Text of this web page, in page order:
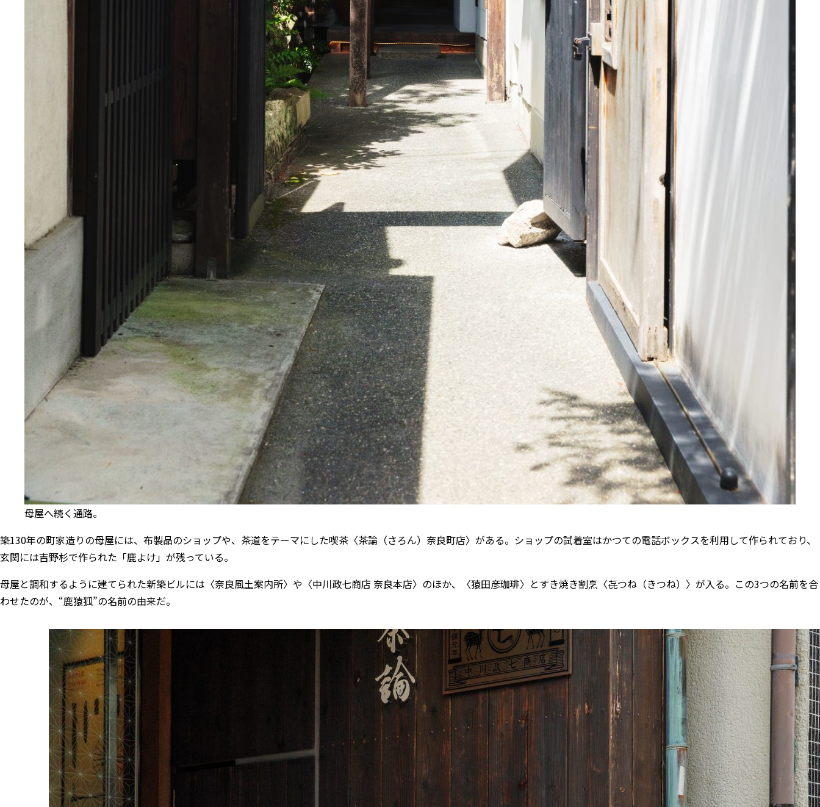
母屋へ続く通路。
築130年の町家造りの母屋には、布製品のショップや、茶道をテーマにした喫茶〈茶論（さろん）奈良町店〉がある。ショップの試着室はかつての電話ボックスを利用して作られており、
玄関には吉野杉で作られた「鹿よけ」が残っている。
母屋と調和するように建てられた新築ビルには〈奈良風土案内所〉や〈中川政七商店 奈良本店〉のほか、〈猿田彦珈琲〉とすき焼き割烹〈㐂つね（きつね）〉が入る。この3つの名前を合
わせたのが、“鹿猿狐”の名前の由来だ。